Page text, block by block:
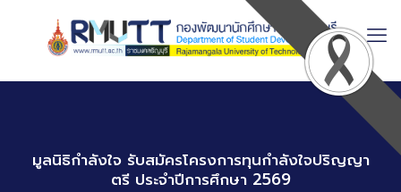
มูลนิธิกำลังใจ รับสมัครโครงการทุนกำลังใจปริญญา
ตรี ประจำปีการศึกษา 2569